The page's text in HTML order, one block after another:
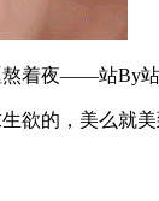
着夜——站By站
的，美么就美